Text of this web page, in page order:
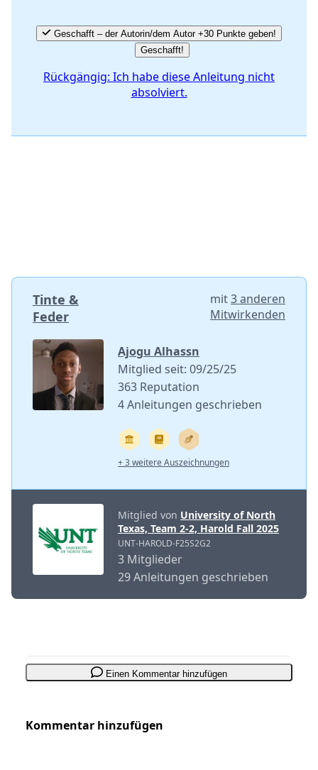
Geschafft – der Autorin/dem Autor +30 Punkte geben!
Geschafft!
Rückgängig: Ich habe diese Anleitung nicht
absolviert.
Tinte &
Feder
mit3 anderen
Mitwirkenden
Ajogu Alhassn
Mitglied seit: 09/25/25
363 Reputation
4 Anleitungen geschrieben
+ 3 weitere Auszeichnungen
Mitglied von University of North
Texas, Team 2-2, Harold Fall 2025
UNT-HAROLD-F25S2G2
3 Mitglieder
29 Anleitungen geschrieben
Einen Kommentar hinzufügen
Kommentar hinzufügen